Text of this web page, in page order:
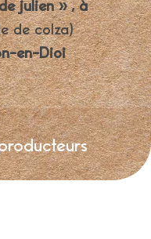
julien » , à
de colza)
en-Dioi